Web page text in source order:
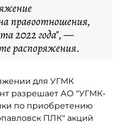
правоотношения,
2022 года", —
распоряжения.
для УГМК
разрешает АО "УГМК-
по приобретению
ПЛК" акций